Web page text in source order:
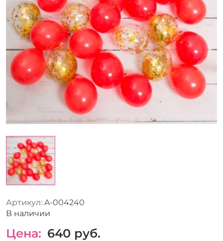
Артикул: A-004240
В наличии
Цена: 640 руб.